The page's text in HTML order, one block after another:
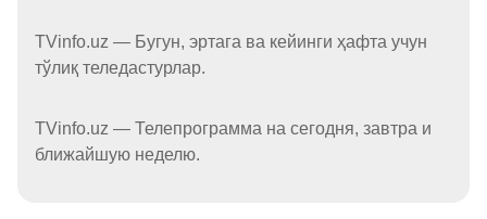
TVinfo.uz — Бугун, эртага ва кейинги ҳафта учун
тўлиқ теледастурлар.
TVinfo.uz — Телепрограмма на сегодня, завтра и
ближайшую неделю.